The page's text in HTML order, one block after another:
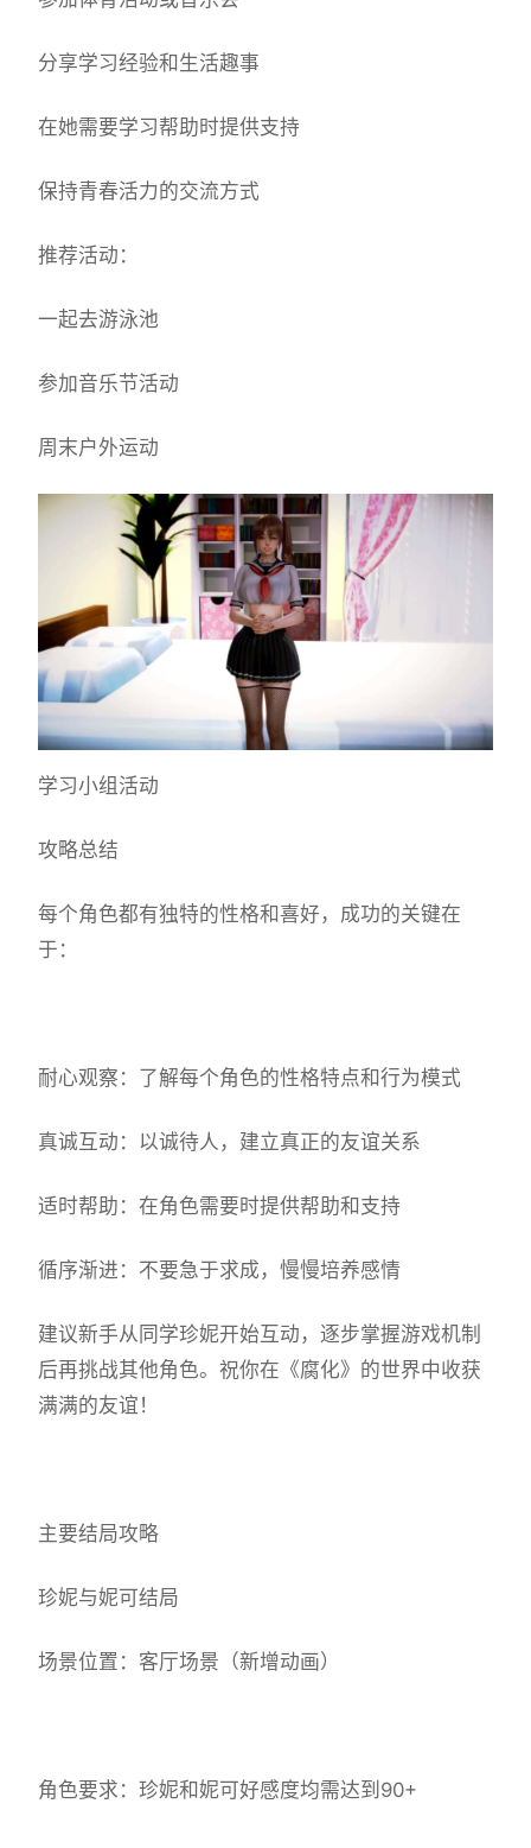
分享学习经验和生活趣事
在她需要学习帮助时提供支持
保持青春活力的交流方式
推荐活动：
一起去游泳池
参加音乐节活动
周末户外运动
学习小组活动
攻略总结
每个角色都有独特的性格和喜好，成功的关键在
于：
耐心观察：了解每个角色的性格特点和行为模式
真诚互动：以诚待人，建立真正的友谊关系
适时帮助：在角色需要时提供帮助和支持
循序渐进：不要急于求成，慢慢培养感情
建议新手从同学珍妮开始互动，逐步掌握游戏机制
后再挑战其他角色。祝你在《腐化》的世界中收获
满满的友谊！
主要结局攻略
珍妮与妮可结局
场景位置：客厅场景（新增动画）
角色要求：珍妮和妮可好感度均需达到90+